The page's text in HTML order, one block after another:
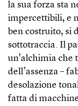
la sua forza sta
impercettibili, e
ben costruito, si
sottotraccia. Il
un’alchimia che
dell’assenza –
desolazione
fatta di